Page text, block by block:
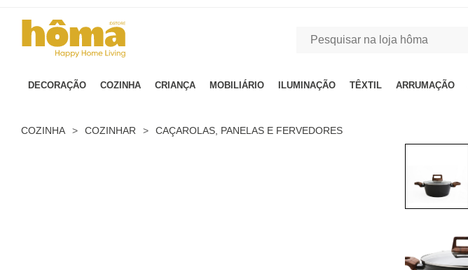
DECORAÇÃO COZINHA CRIANÇA MOBILIÁRIO ILUMINAÇÃO TÊXTIL ARRUMAÇÃO
COZINHA > COZINHAR > CAÇAROLAS, PANELAS E FERVEDORES